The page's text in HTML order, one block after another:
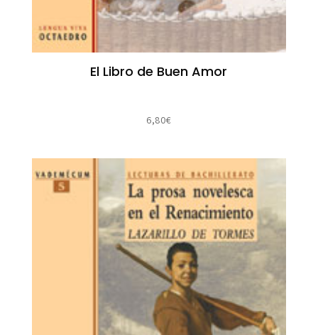
El Libro de Buen Amor
6,80€